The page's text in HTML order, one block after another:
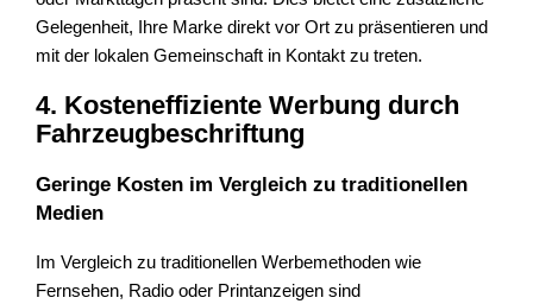
Gelegenheit, Ihre Marke direkt vor Ort zu präsentieren und
mit der lokalen Gemeinschaft in Kontakt zu treten.
4. Kosteneffiziente Werbung durch
Fahrzeugbeschriftung
Geringe Kosten im Vergleich zu traditionellen
Medien
Im Vergleich zu traditionellen Werbemethoden wie
Fernsehen, Radio oder Printanzeigen sind